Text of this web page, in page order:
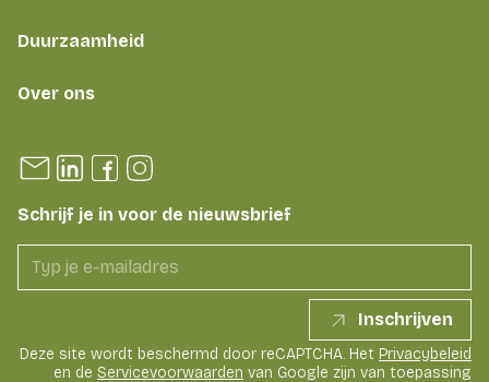
Duurzaamheid
Over ons
Schrijf je in voor de nieuwsbrief
Inschrijven
Deze site wordt beschermd door reCAPTCHA. Het Privacybeleid
en de Servicevoorwaarden van Google zijn van toepassing